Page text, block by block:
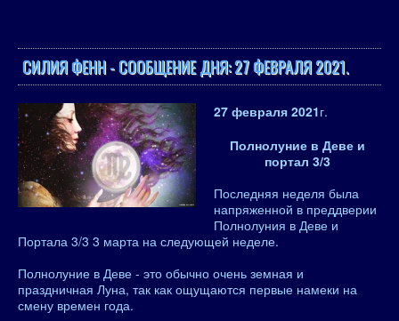
СИЛИЯ ФЕНН - СООБЩЕНИЕ ДНЯ: 27 ФЕВРАЛЯ 2021.
27 февраля 2021г.
Полнолуние в Деве и
портал 3/3
Последняя неделя была
напряженной в преддверии
Полнолуния в Деве и
Портала 3/3 3 марта на следующей неделе.
Полнолуние в Деве - это обычно очень земная и
праздничная Луна, так как ощущаются первые намеки на
смену времен года.